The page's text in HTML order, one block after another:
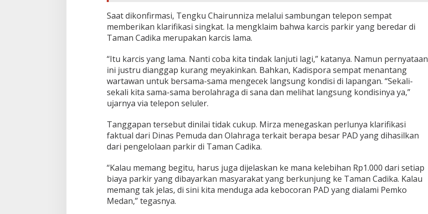
Saat dikonfirmasi, Tengku Chairunniza melalui sambungan telepon sempat
memberikan klarifikasi singkat. Ia mengklaim bahwa karcis parkir yang beredar di
Taman Cadika merupakan karcis lama.
“Itu karcis yang lama. Nanti coba kita tindak lanjuti lagi,” katanya. Namun pernyataan
ini justru dianggap kurang meyakinkan. Bahkan, Kadispora sempat menantang
wartawan untuk bersama-sama mengecek langsung kondisi di lapangan. “Sekali-
sekali kita sama-sama berolahraga di sana dan melihat langsung kondisinya ya,”
ujarnya via telepon seluler.
Tanggapan tersebut dinilai tidak cukup. Mirza menegaskan perlunya klarifikasi
faktual dari Dinas Pemuda dan Olahraga terkait berapa besar PAD yang dihasilkan
dari pengelolaan parkir di Taman Cadika.
“Kalau memang begitu, harus juga dijelaskan ke mana kelebihan Rp1.000 dari setiap
biaya parkir yang dibayarkan masyarakat yang berkunjung ke Taman Cadika. Kalau
memang tak jelas, di sini kita menduga ada kebocoran PAD yang dialami Pemko
Medan,” tegasnya.